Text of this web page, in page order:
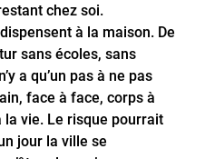
chez soi.
à la maison. De
sans écoles, sans
a qu’un pas à ne pas
face à face, corps à
vie. Le risque pourrait
jour la ville se